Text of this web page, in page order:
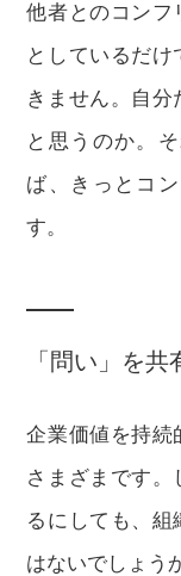
他者とのコンフ
としているだ
きません。自分
と思うのか。
ば、きっとコ
す。
「問い」を共
企業価値を持続
さまざまです。
るにしても、
はないでしょう